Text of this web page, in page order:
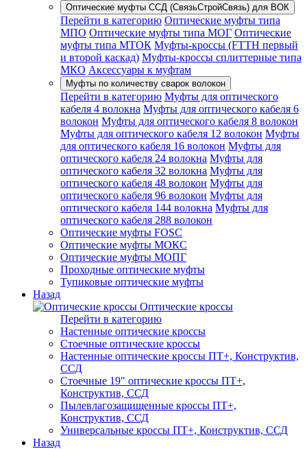
Оптические муфты ССД (СвязьСтройСвязь) для ВОК
Перейти в категорию Оптические муфты типа
МПО Оптические муфты типа МОГ Оптические
муфты типа МТОК Муфты-кроссы (FTTH первый
и второй каскад) Муфты-кроссы сплиттерные типа
МКО Аксессуары к муфтам
Муфты по количеству сварок волокон
Перейти в категорию Муфты для оптического
кабеля 4 волокна Муфты для оптического кабеля 6
волокон Муфты для оптического кабеля 8 волокон
Муфты для оптического кабеля 12 волокон Муфты
для оптического кабеля 16 волокон Муфты для
оптического кабеля 24 волокна Муфты для
оптического кабеля 32 волокна Муфты для
оптического кабеля 48 волокон Муфты для
оптического кабеля 96 волокон Муфты для
оптического кабеля 144 волокна Муфты для
оптического кабеля 288 волокон
Оптические муфты FOSC
Оптические муфты МОКС
Оптические муфты МОПГ
Проходные оптические муфты
Тупиковые оптические муфты
Назад
Оптические кроссы
Перейти в категорию
Настенные оптические кроссы
Стоечные оптические кроссы
Настенные оптические кроссы ПТ+, Конструктив,
ССД
Стоечные 19" оптические кроссы ПТ+,
Конструктив, ССД
Пылевлагозащищенные кроссы ПТ+,
Конструктив, ССД
Универсальные кроссы ПТ+, Конструктив, ССД
Назад